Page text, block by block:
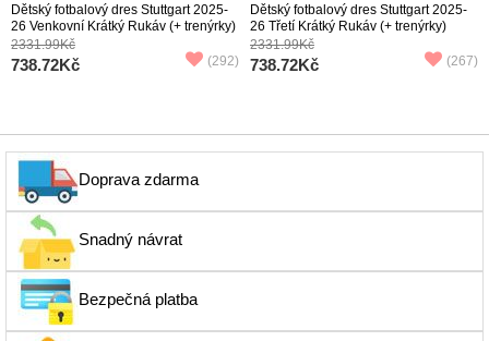
Dětský fotbalový dres Stuttgart 2025-
26 Venkovní Krátký Rukáv (+ trenýrky)
2331.99Kč
738.72Kč (292)
Dětský fotbalový dres Stuttgart 2025-
26 Třetí Krátký Rukáv (+ trenýrky)
2331.99Kč
738.72Kč (267)
Doprava zdarma
Snadný návrat
Bezpečná platba